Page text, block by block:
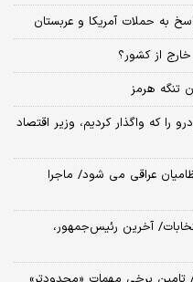
به حملات آمریکا و عربستان
از کشور؟
تنگه هرمز
را که واگذار کردیم، وزیر اقتصاد
عراقی می شود/ ماجرا
آخرین رئیس‌جمهور،